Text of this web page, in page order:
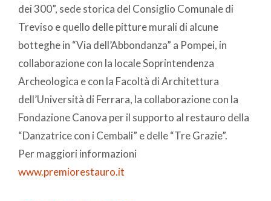
dei 300”, sede storica del Consiglio Comunale di
Treviso e quello delle pitture murali di alcune
botteghe in “Via dell’Abbondanza” a Pompei, in
collaborazione con la locale Soprintendenza
Archeologica e con la Facoltà di Architettura
dell’Università di Ferrara, la collaborazione con la
Fondazione Canova per il supporto al restauro della
“Danzatrice con i Cembali” e delle “Tre Grazie”.
Per maggiori informazioni
www.premiorestauro.it